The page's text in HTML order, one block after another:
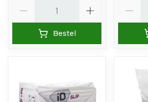
Bestel